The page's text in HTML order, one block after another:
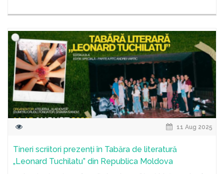
11 Aug 2025
Tineri scriitori prezenți în Tabăra de literatură
„Leonard Tuchilatu” din Republica Moldova